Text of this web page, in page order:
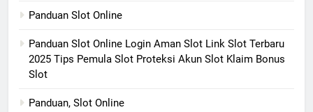
Panduan Slot Online
Panduan Slot Online Login Aman Slot Link Slot Terbaru
2025 Tips Pemula Slot Proteksi Akun Slot Klaim Bonus
Slot
Panduan, Slot Online